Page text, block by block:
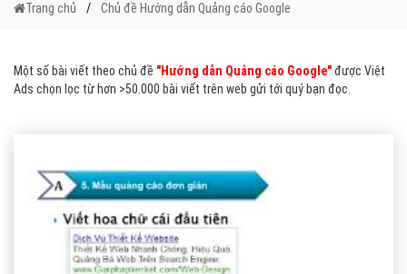
Trang chủ Chủ đề Hướng dẫn Quảng cáo Google
Một số bài viết theo chủ đề "Hướng dẫn Quảng cáo Google"được Việt
Ads chọn lọc từ hơn >50.000 bài viết trên web gửi tới quý bạn đọc.